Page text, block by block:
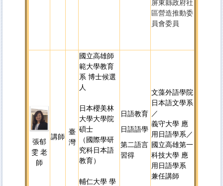
屏東縣政府社
區營造推動委
員會委員
張郁
雯 老
師
講師
臺
灣
國立高雄師
範大學教育
系 博士候選
人
日本櫻美林
大學大學院
碩士
（國際學研
究科 日本語
教育）
輔仁大學 學
日語教育
日語語學
第二語言
習得
文藻外語學院
日本語文學系
／
義守大學 應
用日語學系／
國立高雄第一
科技大學 應
用日語學系
兼任講師